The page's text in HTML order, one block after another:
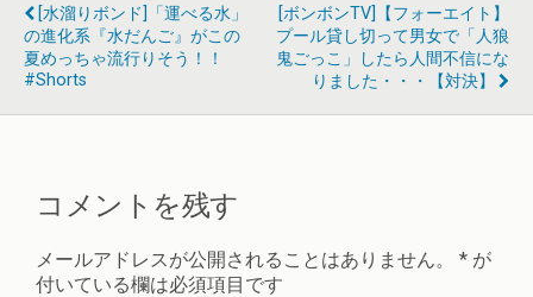
[水溜りボンド]「運べる水」
の進化系『水だんご』がこの
夏めっちゃ流行りそう！！
#shorts
[ボンボンTV]【フォーエイト】
プール貸し切って男女で「人狼
鬼ごっこ」したら人間不信にな
りました・・・【対決】
コメントを残す
メールアドレスが公開されることはありません。 * が
付いている欄は必須項目です